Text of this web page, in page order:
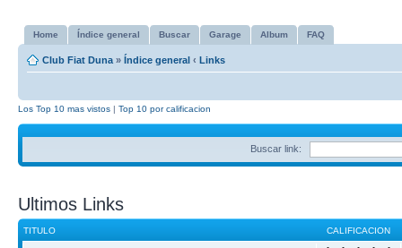
Home Índice general Buscar Garage Album FAQ
Club Fiat Duna » Índice general ‹ Links
Los Top 10 mas vistos | Top 10 por calificacion
Buscar link:
Ultimos Links
TITULO CALIFICACION